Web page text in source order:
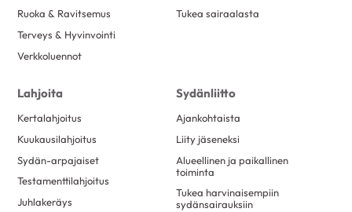
Ruoka & Ravitsemus
Terveys & Hyvinvointi
Verkkoluennot
Tukea sairaalasta
Lahjoita
Kertalahjoitus
Kuukausilahjoitus
Sydän-arpajaiset
Testamenttilahjoitus
Juhlakeräys
Sydänliitto
Ajankohtaista
Liity jäseneksi
Alueellinen ja paikallinen
toiminta
Tukea harvinaisempiin
sydänsairauksiin